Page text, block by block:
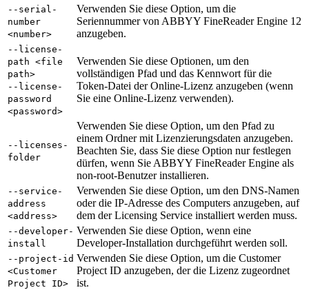
--serial-
number
<number>
Verwenden Sie diese Option, um die
Seriennummer von ABBYY FineReader Engine 12
anzugeben.
--license-
path <file
path>
--license-
password
<password>
Verwenden Sie diese Optionen, um den
vollständigen Pfad und das Kennwort für die
Token-Datei der Online-Lizenz anzugeben (wenn
Sie eine Online-Lizenz verwenden).
--licenses-
folder
Verwenden Sie diese Option, um den Pfad zu
einem Ordner mit Lizenzierungsdaten anzugeben.
Beachten Sie, dass Sie diese Option nur festlegen
dürfen, wenn Sie ABBYY FineReader Engine als
non-root-Benutzer installieren.
--service-
address
<address>
Verwenden Sie diese Option, um den DNS-Namen
oder die IP-Adresse des Computers anzugeben, auf
dem der Licensing Service installiert werden muss.
--developer-
install
Verwenden Sie diese Option, wenn eine
Developer-Installation durchgeführt werden soll.
--project-id
<Customer
Project ID>
Verwenden Sie diese Option, um die Customer
Project ID anzugeben, der die Lizenz zugeordnet
ist.